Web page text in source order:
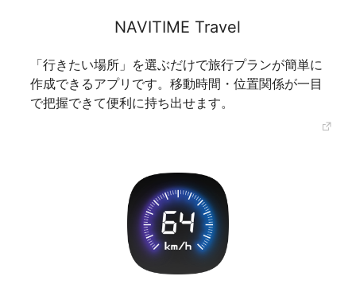
NAVITIME Travel
「行きたい場所」を選ぶだけで旅行プランが簡単に
作成できるアプリです。移動時間・位置関係が一目
で把握できて便利に持ち出せます。